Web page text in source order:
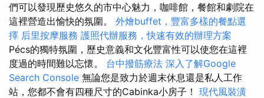
們可以發現歷史悠久的市中心魅力，咖啡館，餐館和劇院在
這裡營造出愉快的氛圍。 外燴buffet，豐富多樣的餐點選
擇 后里按摩服務 護照代辦服務，快速有效的辦理方案
Pécs的獨特氛圍，歷史意義和文化豐富性可以使您在這裡
度過的時間難以忘懷。 台中撥筋療法 深入了解Google
Search Console 無論您是致力於週末休息還是私人工作
站，您都不會有四種尺寸的Cabinka小房子！ 現代風裝潢